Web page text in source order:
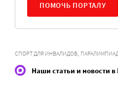
ПОМОЧЬ ПОРТАЛУ
СПОРТ ДЛЯ ИНВАЛИДОВ,
Наши статьи и новости